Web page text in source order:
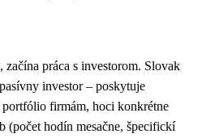
začína práca s investorom. Slovak
investor – poskytuje
firmám, hoci konkrétne
(počet hodín mesačne, špecifickí